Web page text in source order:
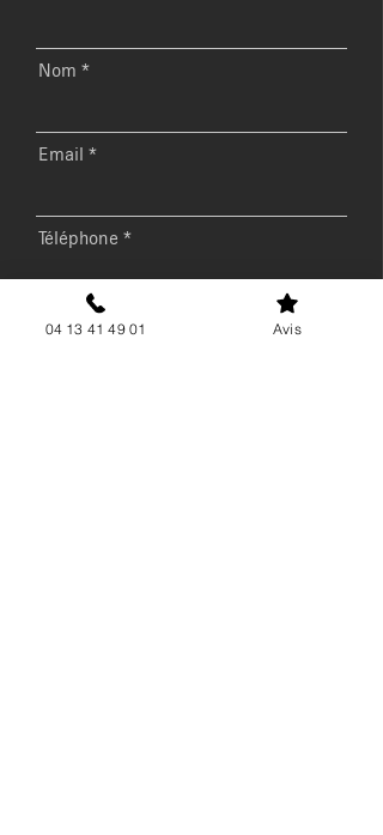
Nom
Email
Téléphone
Message
04 13 41 49 01 Avis